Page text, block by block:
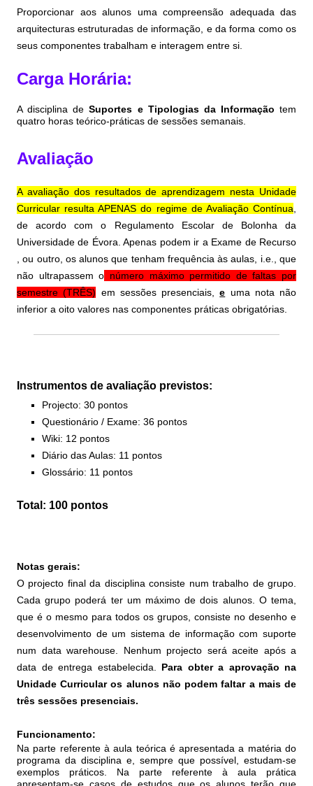
Proporcionar aos alunos uma compreensão adequada das
arquitecturas estruturadas de informação, e da forma como os
seus componentes trabalham e interagem entre si.
Carga Horária:
A disciplina deSuportes e Tipologias da Informação tem
quatro horas teórico-práticas de sessões semanais.
Avaliação
A avaliação dos resultados de aprendizagem nesta Unidade
Curricular resulta APENAS do regime de Avaliação Contínua
de acordo com o Regulamento Escolar de Bolonha da
Universidade de Évora. Apenas podem ir a Exame de Recurso
, ou outro, os alunos que tenham frequência às aulas, i.e., que
não ultrapassem o número máximo permitido de faltas por
semestre (TRÊS) em sessões presenciais ,e uma nota não
inferior a oito valores nas componentes práticas obrigatórias.
Instrumentos de avaliação previstos:
Projecto: 30 pontos
Questionário / Exame: 36 pontos
Wiki: 12 pontos
Diário das Aulas: 11 pontos
Glossário: 11 pontos
Total: 100 pontos
Notas gerais:
O projecto final da disciplina consiste num trabalho de grupo.
Cada grupo poderá ter um máximo de dois alunos. O tema,
que é o mesmo para todos os grupos, consiste no desenho e
desenvolvimento de um sistema de informação com suporte
num data warehouse. Nenhum projecto será aceite após a
data de entrega estabelecida. Para obter a aprovação na
Unidade Curricular os alunos não podem faltar a mais de
três sessões presenciais.
Funcionamento:
Na parte referente à aula teórica é apresentada a matéria do
programa da disciplina e, sempre que possível, estudam-se
exemplos práticos. Na parte referente à aula prática